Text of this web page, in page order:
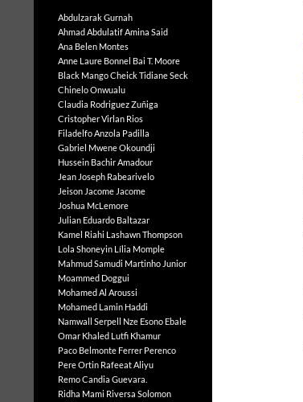
Abdulzarak Gurnah
Ahmad AbdulatifAmina Said
Ana Belen Montes
Anne Laure Bonnel Bai T. Moore
Black MangoCheick Tidiane Seck
Chinelo Onwualu
Claudia Rodriguez Zuñiga
Cristopher Virlan Rios
Filadelfo Anzola Padilla
Gabriel Mwene Okoundji
Hussein Bachir Amadour
Jean Joseph Rabearivelo
Jeison Jacome Jacome
Joshua McLemore
Julian Eduardo Baltazar
Kamel Riahi Lashawn Thompson
Lola Shoneyin Lília Momple
Mahmud Samudi Martinho Junior
Moammed Doggui
Mohamed Al Aroussi
Mohamed Lamin Haddi
Namwall Serpell Nze Esono Ebale
Omar Khaled Lutfi Khamur
Paco Belmonte Ferrer Perenco
Pere Ortin Rafeeat Aliyu
Remo Candia Guevara.
Ridha Mami Riversa Solomon